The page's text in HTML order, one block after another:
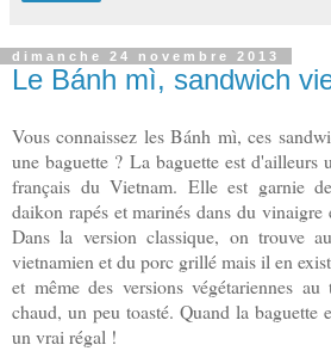
dimanche 24 novembre 2013
Le Bánh mì, sandwich
Vous connaissez les Bánh mì, ces
une baguette ? La baguette est d'ailleurs
français du Vietnam. Elle est garnie
daikon rapés et marinés dans du
Dans la version classique, on trouve
vietnamien et du porc grillé mais il en
et même des versions végétariennes
chaud, un peu toasté. Quand la baguette
un vrai régal !